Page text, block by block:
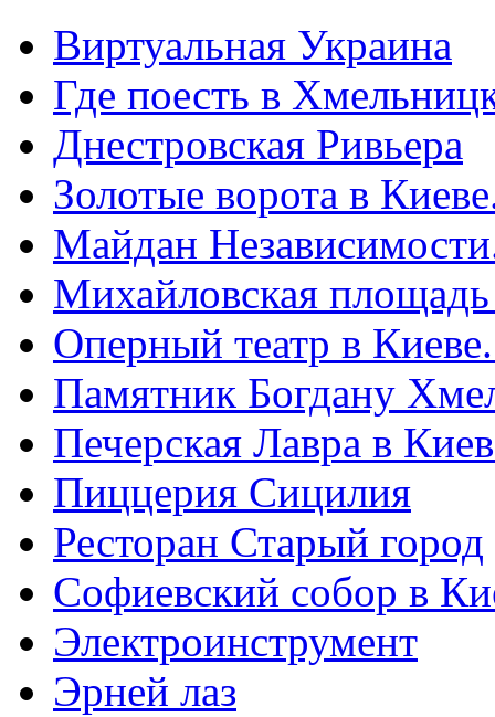
Виртуальная Украина
Где поесть в
Днестровская Ривьера
Золотые ворота в
Майдан
Михайловская
Оперный театр в
Памятник Богдану
Печерская Лавра в
Пиццерия Сицилия
Ресторан Старый город
Софиевский собор в
Электроинструмент
Эрней лаз